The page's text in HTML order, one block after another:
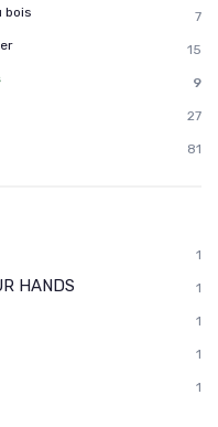
bois
7
15
9
27
81
1
HANDS 1
1
1
1